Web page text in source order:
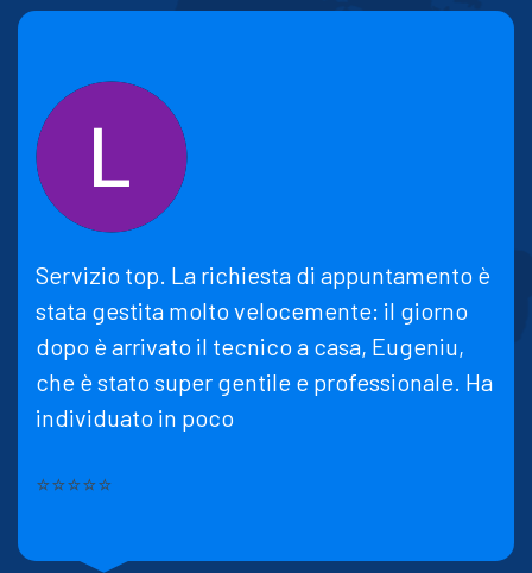
Servizio top. La richiesta di appuntamento è
stata gestita molto velocemente: il giorno
dopo è arrivato il tecnico a casa, Eugeniu,
che è stato super gentile e professionale. Ha
individuato in poco
⭐⭐⭐⭐⭐